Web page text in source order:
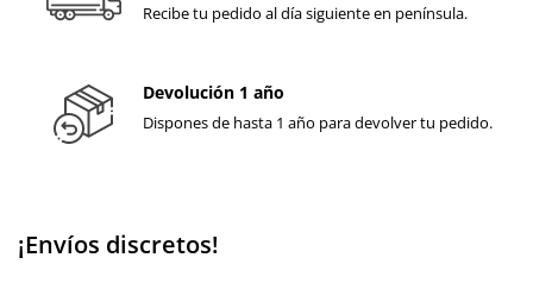
Recibe tu pedido al día siguiente en península.
Devolución 1 año
Dispones de hasta 1 año para devolver tu pedido.
¡Envíos discretos!